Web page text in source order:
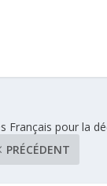
Français pour la
PRÉCÉDENT